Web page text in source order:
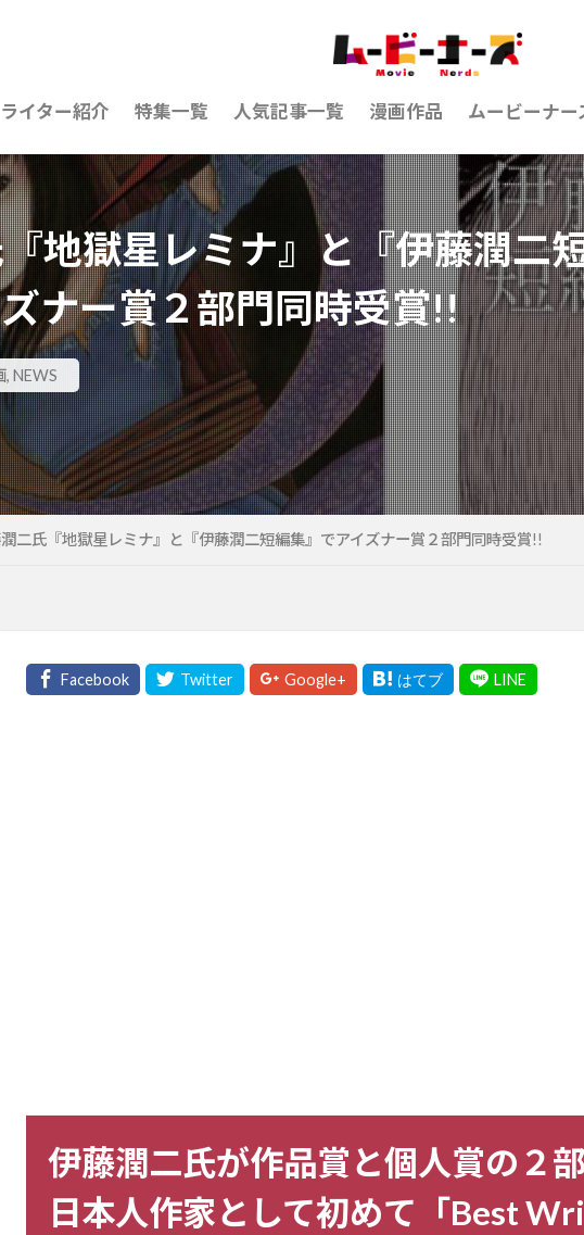
ライター紹介 特集一覧 人気記事一覧 漫画作品 ムービーナー
地獄星レミナ』と『伊藤潤二
ナー賞２部門同時受賞!!
, NEWS
二氏『地獄星レミナ』と『伊藤潤二短編集』でアイズナー賞２部門同時受賞!!
伊藤潤二氏が作品賞と個人賞の２
日本人作家として初めて「Best